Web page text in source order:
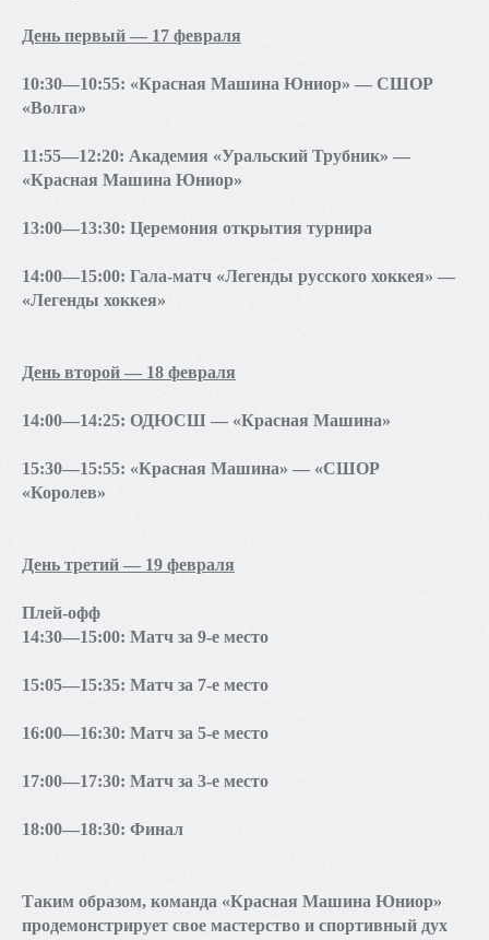
День первый — 17 февраля
10:30—10:55: «Красная Машина Юниор» — СШОР
«Волга»
11:55—12:20: Академия «Уральский Трубник» —
«Красная Машина Юниор»
13:00—13:30: Церемония открытия турнира
14:00—15:00: Гала-матч «Легенды русского хоккея» —
«Легенды хоккея»
День второй — 18 февраля
14:00—14:25: ОДЮСШ — «Красная Машина»
15:30—15:55: «Красная Машина» — «СШОР
«Королев»
День третий — 19 февраля
Плей-офф
14:30—15:00: Матч за 9-е место
15:05—15:35: Матч за 7-е место
16:00—16:30: Матч за 5-е место
17:00—17:30: Матч за 3-е место
18:00—18:30: Финал
Таким образом, команда «Красная Машина Юниор»
продемонстрирует свое мастерство и спортивный дух